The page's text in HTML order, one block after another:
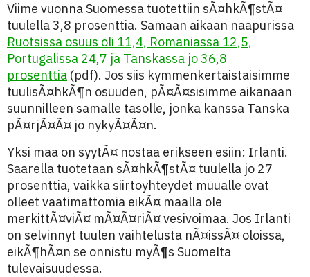
Viime vuonna Suomessa tuotettiin sÃ¤hkÃ¶stÃ¤
tuulella 3,8 prosenttia. Samaan aikaan naapurissa
Ruotsissa osuus oli 11,4, Romaniassa 12,5,
Portugalissa 24,7 ja Tanskassa jo 36,8
prosenttia (pdf). Jos siis kymmenkertaistaisimme
tuulisÃ¤hkÃ¶n osuuden, pÃ¤Ã¤sisimme aikanaan
suunnilleen samalle tasolle, jonka kanssa Tanska
pÃ¤rjÃ¤Ã¤ jo nykyÃ¤Ã¤n.
Yksi maa on syytÃ¤ nostaa erikseen esiin: Irlanti.
Saarella tuotetaan sÃ¤hkÃ¶stÃ¤ tuulella jo 27
prosenttia, vaikka siirtoyhteydet muualle ovat
olleet vaatimattomia eikÃ¤ maalla ole
merkittÃ¤viÃ¤ mÃ¤Ã¤riÃ¤ vesivoimaa. Jos Irlanti
on selvinnyt tuulen vaihtelusta nÃ¤issÃ¤ oloissa,
eikÃ¶hÃ¤n se onnistu myÃ¶s Suomelta
tulevaisuudessa.